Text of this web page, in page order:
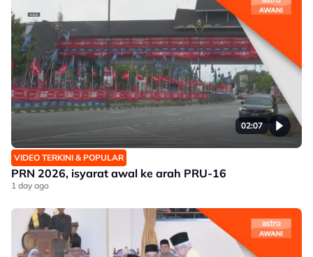
02:07
VIDEO TERKINI & POPULAR
PRN 2026, isyarat awal ke arah PRU-16
1 day ago